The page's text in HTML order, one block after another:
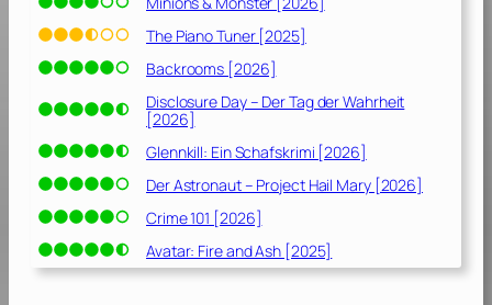
The Piano Tuner [2025]
Backrooms [2026]
Disclosure Day – Der Tag der Wahrheit
[2026]
Glennkill: Ein Schafskrimi [2026]
Der Astronaut – Project Hail Mary [2026]
Crime 101 [2026]
Avatar: Fire and Ash [2025]